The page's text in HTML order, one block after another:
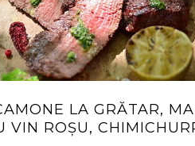
LA GRĂTAR,
VIN ROȘU,